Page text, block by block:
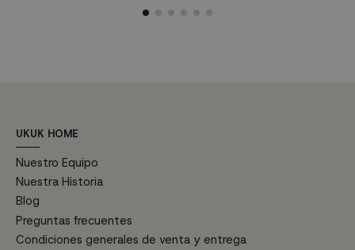
UKUK HOME
Nuestro Equipo
Nuestra Historia
Blog
Preguntas frecuentes
Condiciones generales de venta y entrega